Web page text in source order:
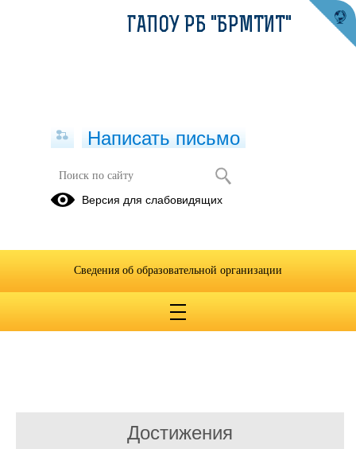
Достижения
ГАПОУ РБ "БРМТИТ"
Написать письмо
Версия для слабовидящих
Сведения об образовательной организации